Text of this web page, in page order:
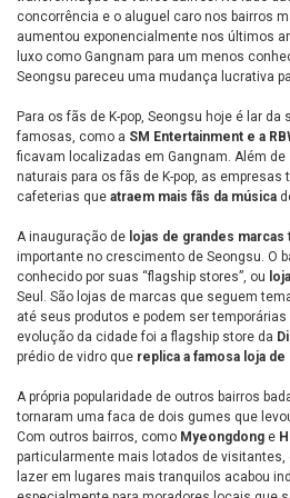
concorrência e o aluguel caro nos bairros
aumentou exponencialmente nos últimos
luxo como Gangnam para um menos
Seongsu pareceu uma mudança lucrativa
Para os fãs de K-pop, Seongsu hoje é lar
famosas, como a SM Entertainment e a
ficavam localizadas em Gangnam. Além
naturais para os fãs de K-pop, as empresas
cafeterias que atraem mais fãs da música
A inauguração de lojas de grandes marcas
importante no crescimento de Seongsu. O
conhecido por suas “flagship stores”, ou
Seul. São lojas de marcas que seguem
até seus produtos e podem ser
evolução da cidade foi a flagship store da
prédio de vidro que replica a famosa loja de
A própria popularidade de outros bairros
tornaram uma faca de dois gumes que
Com outros bairros, como Myeongdong e
particularmente mais lotados de
lazer em lugares mais tranquilos acabou